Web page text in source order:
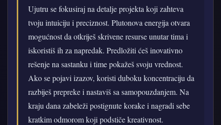
Ujutru se fokusiraj na detalje projekta koji zahteva
tvoju intuiciju i preciznost. Plutonova energija otvara
mogućnost da otkriješ skrivene resurse unutar tima i
iskoristiš ih za napredak. Predložiti ćeš inovativno
rešenje na sastanku i time pokažeš svoju vrednost.
Ako se pojavi izazov, koristi duboku koncentraciju da
razbiješ prepreke i nastaviš sa samopouzdanjem. Na
kraju dana zabeleži postignute korake i nagradi sebe
kratkim odmorom koji podstiče kreativnost.